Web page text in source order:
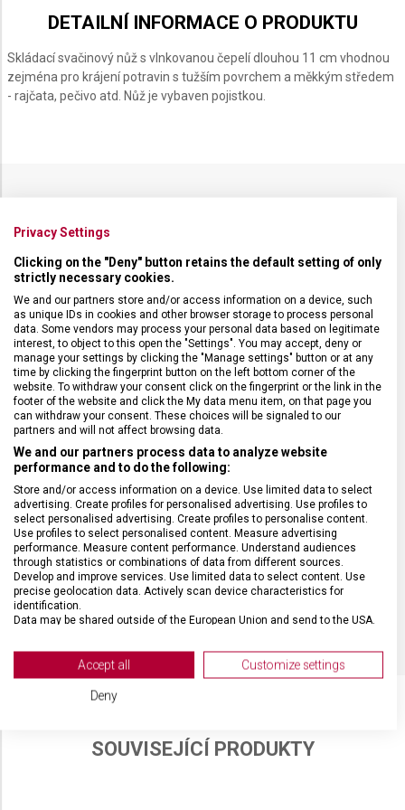
CLASSIC
11 CM
CLASSIC
11 CM
CLASSIC
11 CM
CLASSIC
11 CM
DETAILNÍ INFORMACE O PRODUKTU
Skládací svačinový nůž s vlnkovanou čepelí dlouhou 11 cm vhodnou
zejména pro krájení potravin s tužším povrchem a měkkým středem
- rajčata, pečivo atd. Nůž je vybaven pojistkou.
DRUH ZBOŽÍ Kuchyňské vybavení
ZÁRUKA 24 měsíců
HMOTNOST 42 g
DÉLKA ČEPELE 11 cm
TYP OSTŘÍ Vlnkované
MATERIÁL RUKOJETI Polypropylen (PP)
BARVA
SOUVISEJÍCÍ PRODUKTY
Privacy Settings
Clicking on the "Deny" button retains the default setting of only
strictly necessary cookies.
We and our partners store and/or access information on a device, such
as unique IDs in cookies and other browser storage to process personal
data. Some vendors may process your personal data based on legitimate
interest, to object to this open the "Settings". You may accept, deny or
manage your settings by clicking the "Manage settings" button or at any
time by clicking the fingerprint button on the left bottom corner of the
website. To withdraw your consent click on the fingerprint or the link in the
footer of the website and click the My data menu item, on that page you
can withdraw your consent. These choices will be signaled to our
partners and will not affect browsing data.
We and our partners process data to analyze website
performance and to do the following:
Store and/or access information on a device. Use limited data to select
advertising. Create profiles for personalised advertising. Use profiles to
select personalised advertising. Create profiles to personalise content.
Use profiles to select personalised content. Measure advertising
performance. Measure content performance. Understand audiences
through statistics or combinations of data from different sources.
Develop and improve services. Use limited data to select content. Use
precise geolocation data. Actively scan device characteristics for
identification.
Data may be shared outside of the European Union and send to the USA.
View Partner List (2 IAB Vendors)
We use your data for the following purposes:
Store and/or access information on a device
Accept all Customize settings
Deny